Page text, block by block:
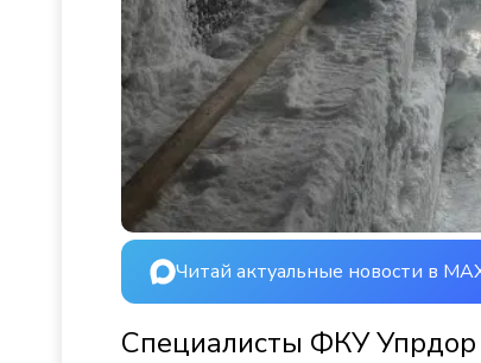
Читай актуальные новости в
Специалисты ФКУ Упрдор